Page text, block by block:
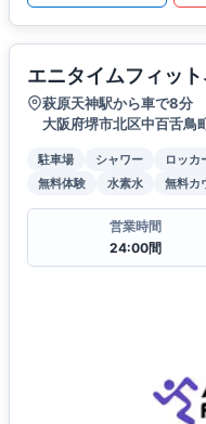
エニタイムフィッ
萩原天神駅から車で8分
大阪府堺市北区中百舌
駐車場 シャワー ロッカ
無料体験
水素水 無料カ
営業時間
24:00間